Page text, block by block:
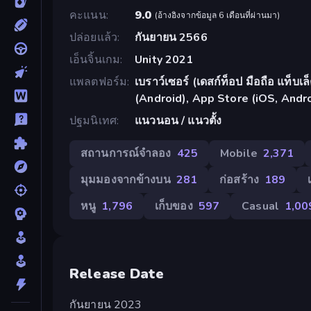
คะแนน
9.0 (อ้างอิงจากข้อมูล 6 เดือนที่ผ่านมา)
ปล่อยแล้ว
กันยายน 2566
เอ็นจิ้นเกม
Unity 2021
แพลตฟอร์ม
เบราว์เซอร์ (เดสก์ท็อป มือถือ แท็บเ
(Android), App Store (iOS,
ปฐมนิเทศ
แนวนอน / แนวตั้ง
สถานการณ์จำลอง 425 Mobile 2,371
มุมมองจากข้างบน 281 ก่อสร้าง 189
หนู 1,796 เก็บของ 597 Casual
Release Date
กันยายน 2023